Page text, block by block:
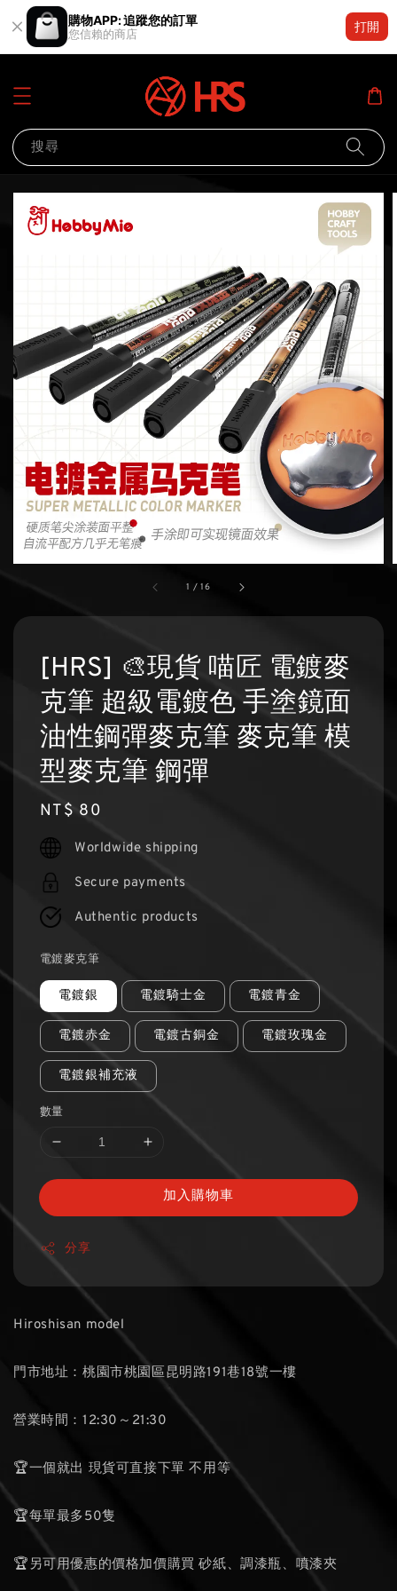
購物APP: 追蹤您的訂單
您信賴的商店
打開
搜尋
1 /16
[HRS] 🎨現貨 喵匠 電鍍麥
克筆 超級電鍍色 手塗鏡面
油性鋼彈麥克筆 麥克筆 模
型麥克筆 鋼彈
Regular
price
NT$ 80
Worldwide shipping
Secure payments
Authentic products
電鍍麥克筆
電鍍銀 電鍍騎士金 電鍍青金
電鍍赤金 電鍍古銅金 電鍍玫瑰金
電鍍銀補充液
數量
加入購物車
分享
Hiroshisan model
門市地址：桃園市桃園區昆明路191巷18號一樓
營業時間：12:30～21:30
🏆一個就出 現貨可直接下單 不用等
🏆每單最多50隻
🏆另可用優惠的價格加價購買 砂紙、調漆瓶、噴漆夾